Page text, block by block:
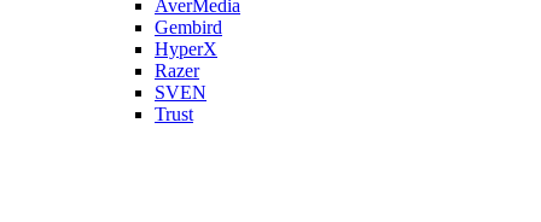
AverMedia
Gembird
HyperX
Razer
SVEN
Trust